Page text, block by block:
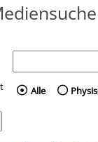
Wählen Sie
Alle